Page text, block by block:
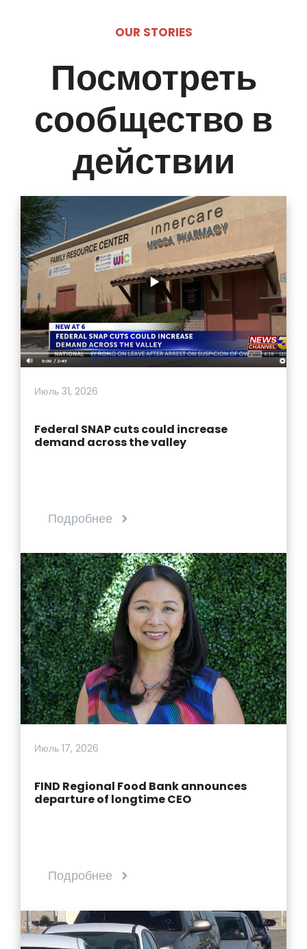
OUR STORIES
Посмотреть
сообщество в
действии
Июль 31, 2026
Federal SNAP cuts could increase
demand across the valley
Подробнее
Июль 17, 2026
FIND Regional Food Bank announces
departure of longtime CEO
Подробнее